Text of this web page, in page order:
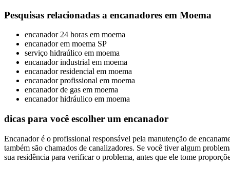
Pesquisas relacionadas a encanadores em Moema
encanador 24 horas em moema
encanador em moema SP
serviço hidraúlico em moema
encanador industrial em moema
encanador residencial em moema
encanador profissional em moema
encanador de gas em moema
encanador hidráulico em moema
dicas para você escolher um encanador
Encanador é o profissional responsável pela manutenção de
também são chamados de canalizadores. Se você tiver algum
sua residência para verificar o problema, antes que ele tome